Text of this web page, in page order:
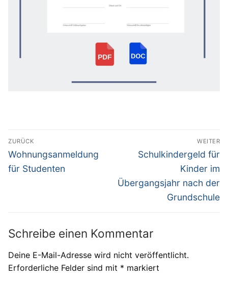
Beitragsnavigation
ZURÜCK
Vorheriger
Beitrag:
Wohnungsanmeldung
für Studenten
WEITER
Nächster
Schulkindergeld für
Kinder im
Übergangsjahr nach der
Grundschule
Schreibe einen Kommentar
Deine E-Mail-Adresse wird nicht veröffentlicht.
Erforderliche Felder sind mit * markiert